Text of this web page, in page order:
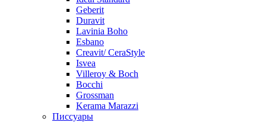
Geberit
Duravit
Lavinia Boho
Esbano
Creavit/ CeraStyle
Isvea
Villeroy & Boch
Bocchi
Grossman
Kerama Marazzi
Писсуары